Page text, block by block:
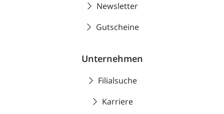
Newsletter
Gutscheine
Unternehmen
Filialsuche
Karriere